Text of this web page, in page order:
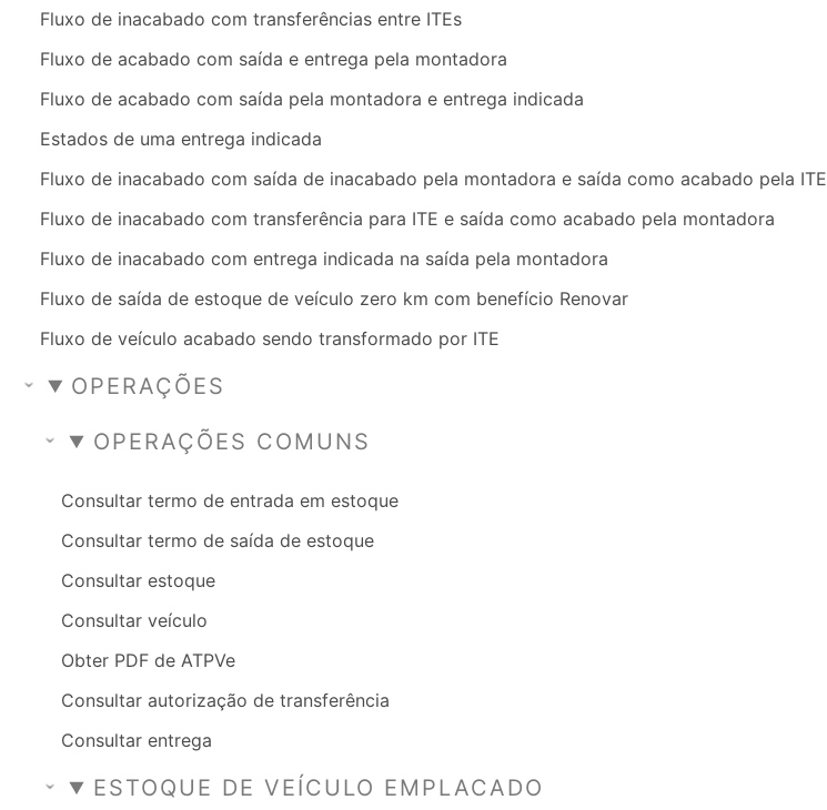
Fluxo de inacabado com transferências entre ITEs
Fluxo de acabado com saída e entrega pela montadora
Fluxo de acabado com saída pela montadora e entrega indicada
Estados de uma entrega indicada
Fluxo de inacabado com saída de inacabado pela montadora e saída como acabado pela ITE
Fluxo de inacabado com transferência para ITE e saída como acabado pela montadora
Fluxo de inacabado com entrega indicada na saída pela montadora
Fluxo de saída de estoque de veículo zero km com benefício Renovar
Fluxo de veículo acabado sendo transformado por ITE
OPERAÇÕES
OPERAÇÕES COMUNS
Consultar termo de entrada em estoque
Consultar termo de saída de estoque
Consultar estoque
Consultar veículo
Obter PDF de ATPVe
Consultar autorização de transferência
Consultar entrega
ESTOQUE DE VEÍCULO EMPLACADO